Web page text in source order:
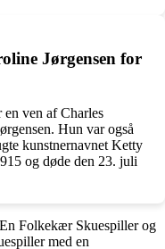
Jørgensen for
en ven af Charles
Hun var også
kunstnernavnet Ketty
og døde den 23. juli
Folkekær Skuespiller og
med en